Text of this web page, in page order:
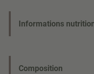
Informations
Composition